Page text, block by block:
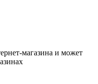
магазина и может